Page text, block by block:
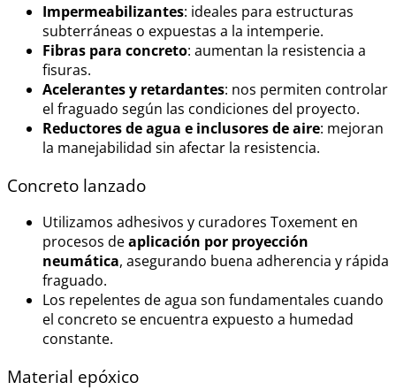
Impermeabilizantes: ideales para estructuras
subterráneas o expuestas a la intemperie.
Fibras para concreto: aumentan la resistencia a
fisuras.
Acelerantes y retardantes: nos permiten controlar
el fraguado según las condiciones del proyecto.
Reductores de agua e inclusores de aire: mejoran
la manejabilidad sin afectar la resistencia.
Concreto lanzado
Utilizamos adhesivos y curadores Toxement en
procesos deaplicación por proyección
neumática, asegurando buena adherencia y rápida
fraguado.
Los repelentes de agua son fundamentales cuando
el concreto se encuentra expuesto a humedad
constante.
Material epóxico